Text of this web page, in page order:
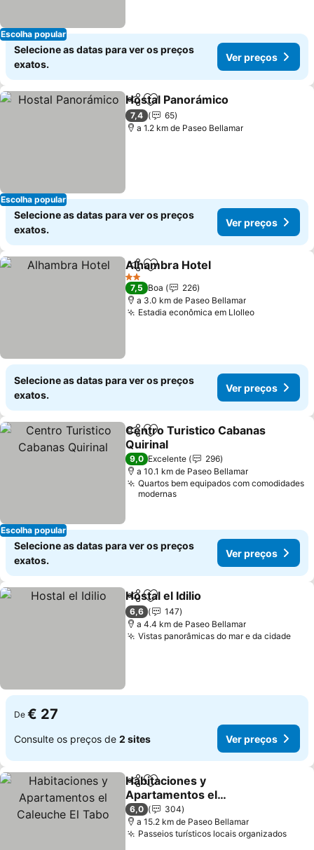
Escolha popular
Selecione as datas para ver os preços
exatos.
Ver preços
Escolha popular
PartilharAdicionar aos favoritos
Hostal Panorámico
7,4
65
a 1.2 km de Paseo Bellamar
Selecione as datas para ver os preços
exatos.
Ver preços
PartilharAdicionar aos favoritos
Alhambra Hotel
2 Estrelas
7,5 Boa
226
a 3.0 km de Paseo Bellamar
Estadia econômica em LlolleoVer preços
Selecione as datas para ver os preços
exatos.
Ver preços
Escolha popular
PartilharAdicionar aos favoritos
Centro Turistico Cabanas
Quirinal
Ver preços
9,0 Excelente
296
a 10.1 km de Paseo Bellamar
Quartos bem equipados com comodidades
modernas
Selecione as datas para ver os preços
exatos.
Ver preços
PartilharAdicionar aos favoritos
Hostal el Idilio
6,6
147
a 4.4 km de Paseo Bellamar
Vistas panorâmicas do mar e da cidadeVer
De € 27
Consulte os preços de 2 sites Ver preços
PartilharAdicionar aos favoritos
Habitaciones y
Apartamentos el
Caleuche El Tabo
Ver preços
6,0
304
a 15.2 km de Paseo Bellamar
Passeios turísticos locais organizadosVer